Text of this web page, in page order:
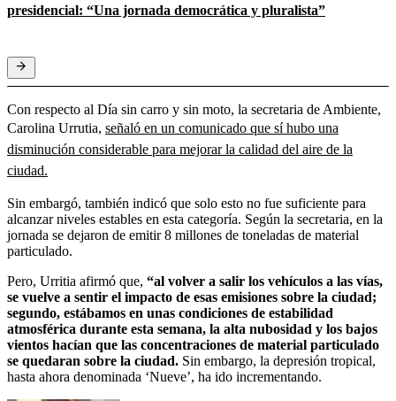
presidencial: “Una jornada democrática y pluralista”
Con respecto al Día sin carro y sin moto, la secretaria de Ambiente,
Carolina Urrutia, señaló en un comunicado que sí hubo una
disminución considerable para mejorar la calidad del aire de la
ciudad.
Sin embargó, también indicó que solo esto no fue suficiente para
alcanzar niveles estables en esta categoría. Según la secretaria, en la
jornada se dejaron de emitir 8 millones de toneladas de material
particulado.
Pero, Urritia afirmó que, “al volver a salir los vehículos a las vías,
se vuelve a sentir el impacto de esas emisiones sobre la ciudad;
segundo, estábamos en unas condiciones de estabilidad
atmosférica durante esta semana, la alta nubosidad y los bajos
vientos hacían que las concentraciones de material particulado
se quedaran sobre la ciudad. Sin embargo, la depresión tropical,
hasta ahora denominada ‘Nueve’, ha ido incrementando.